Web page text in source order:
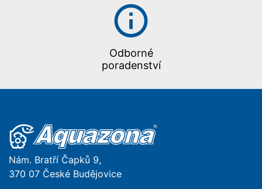
Odborné
poradenství
Nám. Bratří Čapků 9,
370 07 České Budějovice